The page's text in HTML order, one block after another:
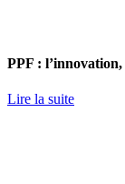
PPF :
Lire la suite